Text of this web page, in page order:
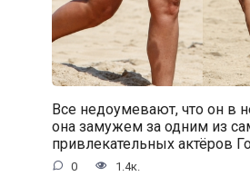
Все недоумевают, что он в
она замужем за одним из
привлекательных актёров
0 1.4к.